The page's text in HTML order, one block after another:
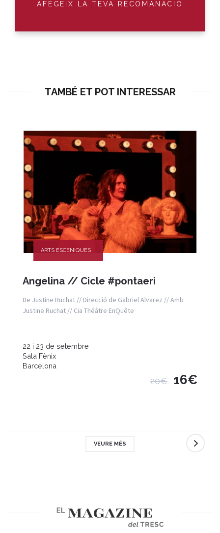
AFEGEIX LA TEVA RECOMANACIÓ
TAMBÉ ET POT INTERESSAR
ARTS ESCÈNIQUES
Angelina // Cicle #pontaeri
De Justine Ruchat // Direcció de Gabriel Alvarez // Amb
Justine Ruchat // Cia Théâtre EnQuête
22 i 23 de setembre
Sala Fènix
Barcelona
20€ 16€
VEURE MÉS